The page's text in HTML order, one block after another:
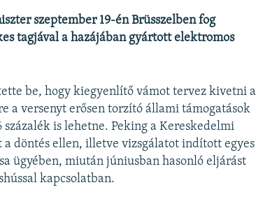
szeptember 19-én Brüsszelben fog
tagjával a hazájában gyártott elektromos
be, hogy kiegyenlítő vámot tervez kivetni a
a versenyt erősen torzító állami támogatások
is lehetne. Peking a Kereskedelmi
döntés ellen, illetve vizsgálatot indított egyes
ügyében, miután júniusban hasonló eljárást
kapcsolatban.